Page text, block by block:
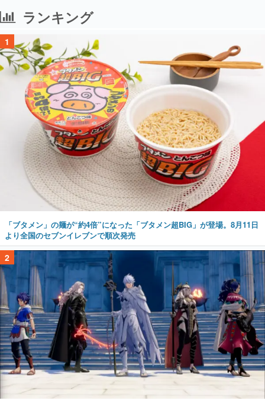
ランキング
1
「ブタメン」の麺が“約4倍”になった「ブタメン超BIG」が登場。8月11日
より全国のセブンイレブンで順次発売
2